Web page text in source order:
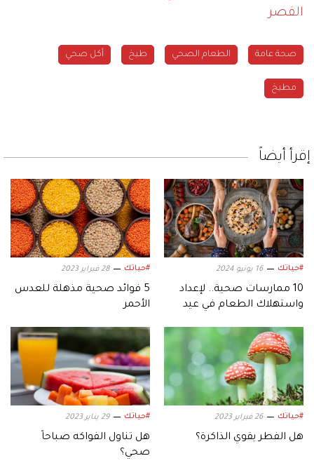
القصر
صحة عامة الطعام الصحي طبخ أكل صحي
مطبخ
إقرأ أيضاً
#حياتك 16 يونيو 2024
10 ممارسات صحية.. لإعداد
واستهلاك الطعام في عيد
#حياتك 28 فبراير 2023
5 فوائد صحية مذهلة للعدس
الأحمر
#حياتك 26 فبراير 2023
هل الفطر يقوي الذاكرة؟
#حياتك 29 يناير 2023
هل تناول الفواكه صباحاً
صحي؟